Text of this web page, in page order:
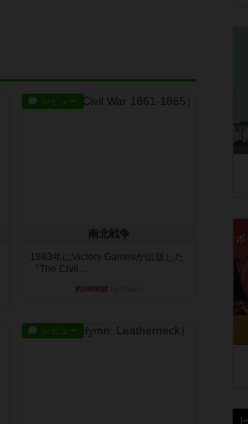
レビュー
南北戦争
1983年にVictory Gamesが出版した
『The Civil ...
約8時間前
レビュー